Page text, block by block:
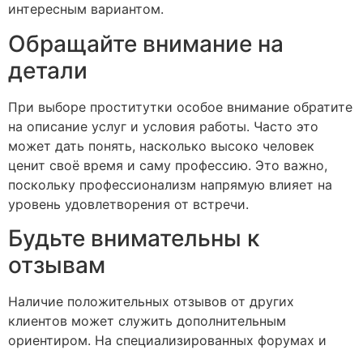
интересным вариантом.
Обращайте внимание на
детали
При выборе проститутки особое внимание обратите
на описание услуг и условия работы. Часто это
может дать понять, насколько высоко человек
ценит своё время и саму профессию. Это важно,
поскольку профессионализм напрямую влияет на
уровень удовлетворения от встречи.
Будьте внимательны к
отзывам
Наличие положительных отзывов от других
клиентов может служить дополнительным
ориентиром. На специализированных форумах и